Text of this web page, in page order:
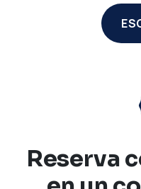
Reserva